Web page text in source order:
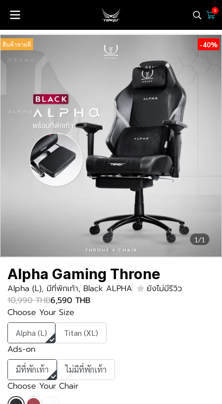
0
1/1
สินค้าขายดี -40%
Alpha Gaming Throne
Alpha (L), มีที่พักเท้า, Black ALPHA
ยังไม่มีรีวิว
10,990 THB6,590 THB
Choose Your Size
Alpha (L) Titan (XL)
Ads-on
มีที่พักเท้า ไม่มีที่พักเท้า
Choose Your Chair